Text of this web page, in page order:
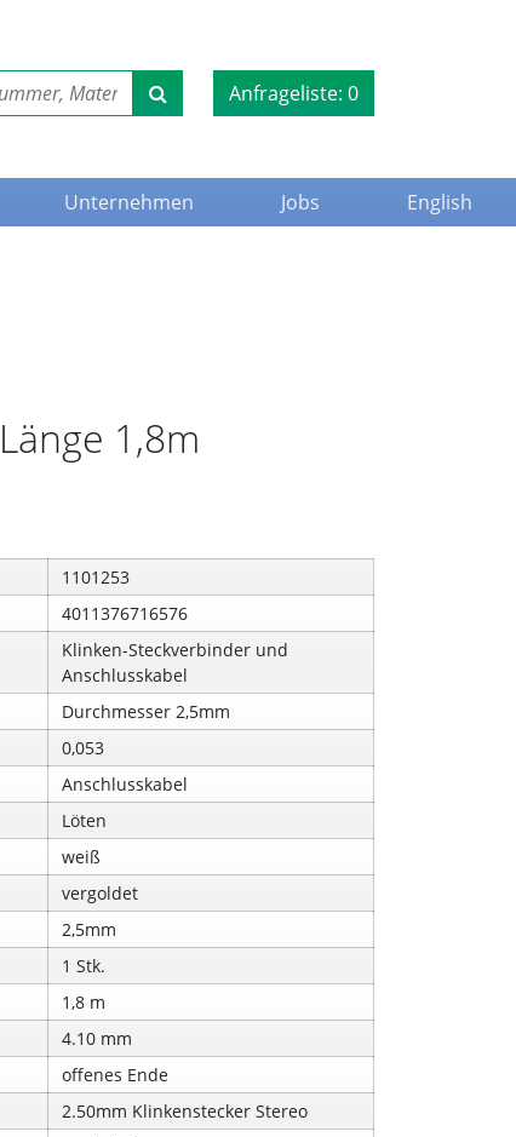
Anfrageliste: 0
Unternehmen Jobs English
1,8m
1101253
4011376716576
Klinken-Steckverbinder und
Anschlusskabel
Durchmesser 2,5mm
0,053
Anschlusskabel
Löten
weiß
vergoldet
2,5mm
1 Stk.
1,8 m
4.10 mm
offenes Ende
2.50mm Klinkenstecker Stereo